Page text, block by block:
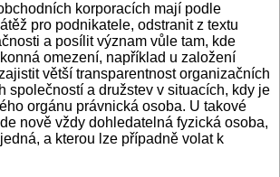
korporacích mají podle
pro podnikatele, odstranit z textu
a posílit význam vůle tam, kde
omezení, například u založení
větší transparentnost organizačních
společností a družstev v situacích, kdy je
orgánu právnická osoba. U takové
nově vždy dohledatelná fyzická osoba,
a kterou lze případně volat k